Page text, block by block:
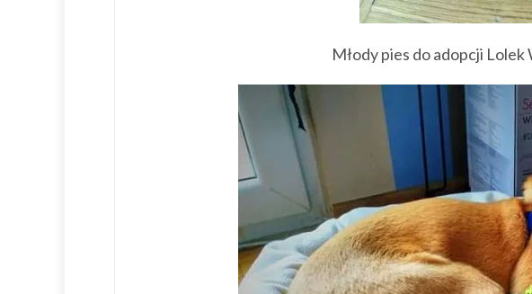
Młody pies do adopcji